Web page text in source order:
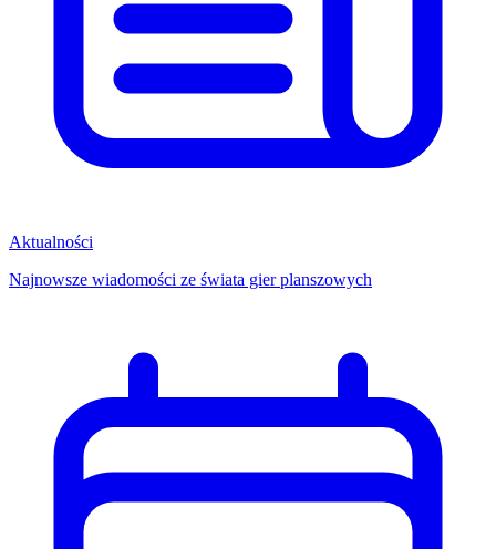
Aktualności
Najnowsze wiadomości ze świata gier planszowych